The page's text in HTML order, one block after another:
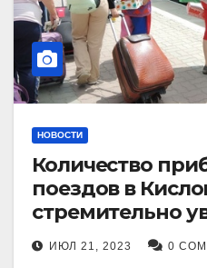
НОВОСТИ
Количество
поездов в
стремительно
ИЮЛ 21, 2023 0